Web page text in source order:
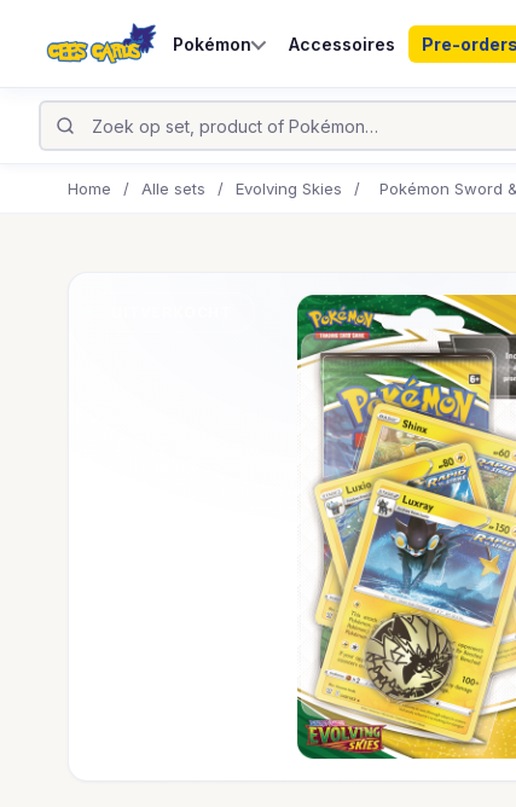
Pokémon Accessoires Pre-orders
Home / Alle sets / Evolving Skies / Pokémon Sword